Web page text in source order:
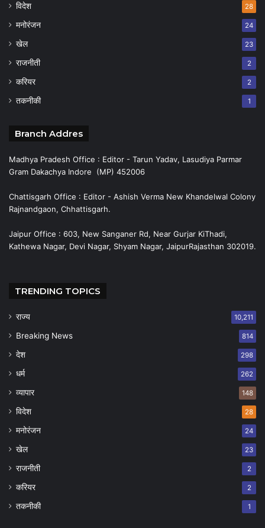
विदेश 28
मनोरंजन 24
खेल 23
राजनीती 2
करियर 2
तकनीकी 1
Branch Addres
Madhya Pradesh Office : Editor - Tarun Yadav, Lasudiya Parmar
Gram Dakachya Indore (MP) 452006
Chattisgarh Office : Editor - Ashish Verma New Khandelwal Colony
Rajnandgaon, Chhattisgarh.
Jaipur Office : 603, New Sanganer Rd, Near Gurjar KiThadi,
Kathewa Nagar, Devi Nagar, Shyam Nagar, JaipurRajasthan 302019.
TRENDING TOPICS
राज्य 10,211
Breaking News 814
देश 298
धर्म 262
व्यापार 148
विदेश 28
मनोरंजन 24
खेल 23
राजनीती 2
करियर 2
तकनीकी 1